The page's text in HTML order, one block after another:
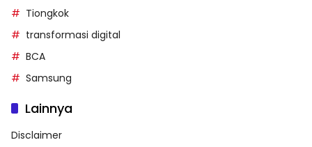
Tiongkok
transformasi digital
BCA
Samsung
Lainnya
Disclaimer